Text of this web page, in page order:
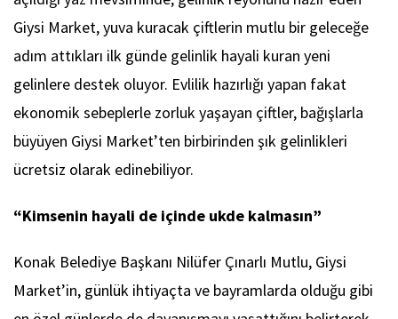
Giysi Market, yuva kuracak çiftlerin mutlu bir geleceğe
adım attıkları ilk günde gelinlik hayali kuran yeni
gelinlere destek oluyor. Evlilik hazırlığı yapan fakat
ekonomik sebeplerle zorluk yaşayan çiftler, bağışlarla
büyüyen Giysi Market’ten birbirinden şık gelinlikleri
ücretsiz olarak edinebiliyor.
“Kimsenin hayali de içinde ukde kalmasın”
Konak Belediye Başkanı Nilüfer Çınarlı Mutlu, Giysi
Market’in, günlük ihtiyaçta ve bayramlarda olduğu gibi